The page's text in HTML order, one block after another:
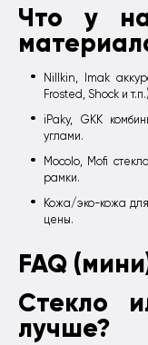
Что у
Nillkin, Imak
Frosted, Shock и
iPaky, GKK
углами.
Mocolo, Mofi
рамки.
Кожа/эко-кожа
цены.
FAQ
Стекло
лучше?